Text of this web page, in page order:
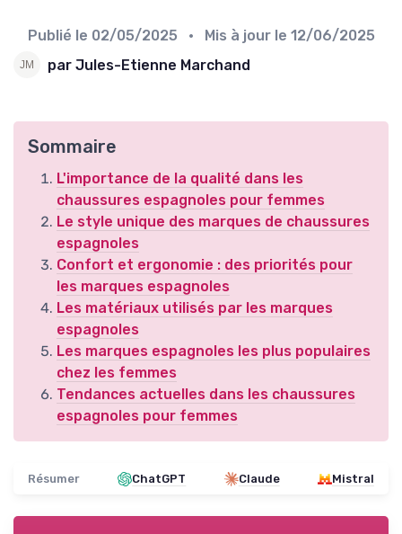
Publié le 02/05/2025 • Mis à jour le 12/06/2025
par Jules-Etienne Marchand
Sommaire
L'importance de la qualité dans les
chaussures espagnoles pour femmes
Le style unique des marques de chaussures
espagnoles
Confort et ergonomie : des priorités pour
les marques espagnoles
Les matériaux utilisés par les marques
espagnoles
Les marques espagnoles les plus populaires
chez les femmes
Tendances actuelles dans les chaussures
espagnoles pour femmes
Résumer ChatGPT Claude Mistral